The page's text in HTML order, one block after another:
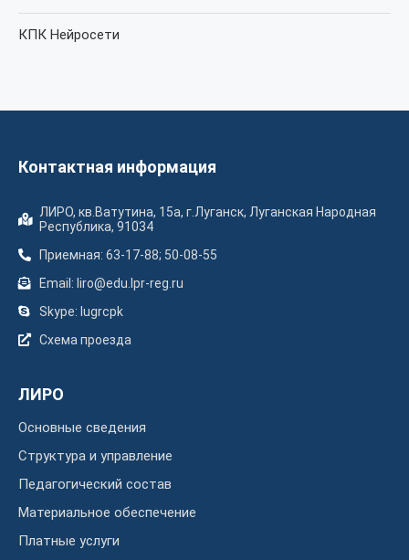
КПК Нейросети
Контактная информация
ЛИРО, кв.Ватутина, 15а, г.Луганск, Луганская Народная
Республика, 91034
Приемная: 63-17-88; 50-08-55
Email: liro@edu.lpr-reg.ru
Skype: lugrcpk
Схема проезда
ЛИРО
Основные сведения
Структура и управление
Педагогический состав
Материальное обеспечение
Платные услуги